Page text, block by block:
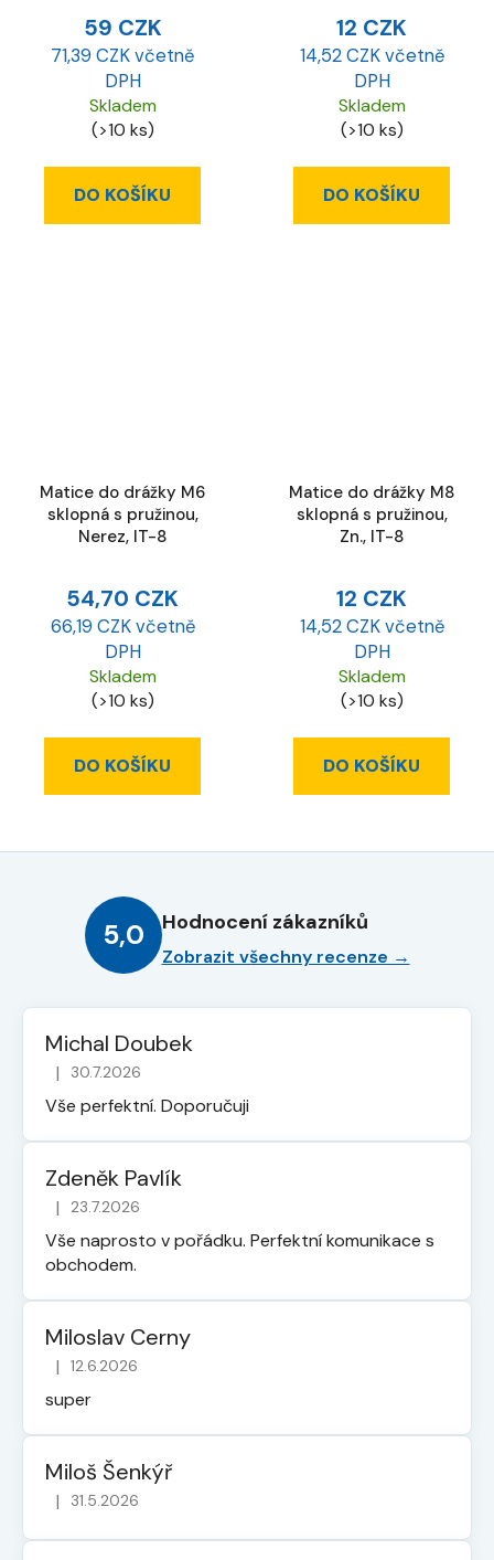
59 CZK
71,39 CZK včetně
DPH
Skladem
(>10 ks)
DO KOŠÍKU
12 CZK
14,52 CZK včetně
DPH
Skladem
(>10 ks)
DO KOŠÍKU
Matice do drážky M6
sklopná s pružinou,
Nerez, IT-8
54,70 CZK
66,19 CZK včetně
DPH
Skladem
(>10 ks)
DO KOŠÍKU
Matice do drážky M8
sklopná s pružinou,
Zn., IT-8
12 CZK
14,52 CZK včetně
DPH
Skladem
(>10 ks)
DO KOŠÍKU
5,0 Hodnocení zákazníků
Zobrazit všechny recenze →
Michal Doubek
Hodnocení obchodu je 5 z 5 hvězdiček.
| 30.7.2026
Vše perfektní. Doporučuji
Zdeněk Pavlík
Hodnocení obchodu je 5 z 5 hvězdiček.
| 23.7.2026
Vše naprosto v pořádku. Perfektní komunikace s
obchodem.
Miloslav Cerny
Hodnocení obchodu je 5 z 5 hvězdiček.
| 12.6.2026
super
Miloš Šenkýř
Hodnocení obchodu je 5 z 5 hvězdiček.
| 31.5.2026